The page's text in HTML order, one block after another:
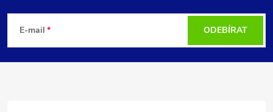
p
E-mail ODEBÍRAT